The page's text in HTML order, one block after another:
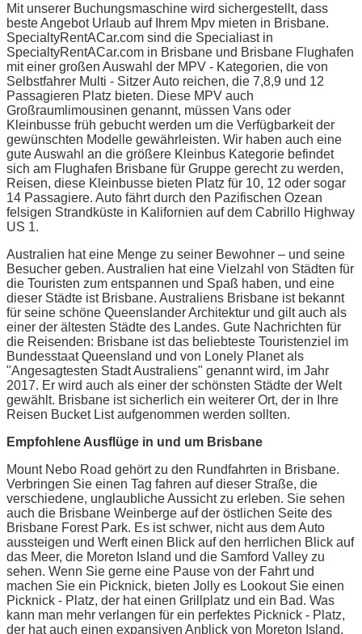
Mit unserer Buchungsmaschine wird sichergestellt, dass
beste Angebot Urlaub auf Ihrem Mpv mieten in Brisbane.
SpecialtyRentACar.com sind die Specialiast in
SpecialtyRentACar.com in Brisbane und Brisbane Flughafen
mit einer großen Auswahl der MPV - Kategorien, die von
Selbstfahrer Multi - Sitzer Auto reichen, die 7,8,9 und 12
Passagieren Platz bieten. Diese MPV auch
Großraumlimousinen genannt, müssen Vans oder
Kleinbusse früh gebucht werden um die Verfügbarkeit der
gewünschten Modelle gewährleisten. Wir haben auch eine
gute Auswahl an die größere Kleinbus Kategorie befindet
sich am Flughafen Brisbane für Gruppe gerecht zu werden,
Reisen, diese Kleinbusse bieten Platz für 10, 12 oder sogar
14 Passagiere. Auto fährt durch den Pazifischen Ozean
felsigen Strandküste in Kalifornien auf dem Cabrillo Highway
US 1.
Australien hat eine Menge zu seiner Bewohner – und seine
Besucher geben. Australien hat eine Vielzahl von Städten für
die Touristen zum entspannen und Spaß haben, und eine
dieser Städte ist Brisbane. Australiens Brisbane ist bekannt
für seine schöne Queenslander Architektur und gilt auch als
einer der ältesten Städte des Landes. Gute Nachrichten für
die Reisenden: Brisbane ist das beliebteste Touristenziel im
Bundesstaat Queensland und von Lonely Planet als
"Angesagtesten Stadt Australiens" genannt wird, im Jahr
2017. Er wird auch als einer der schönsten Städte der Welt
gewählt. Brisbane ist sicherlich ein weiterer Ort, der in Ihre
Reisen Bucket List aufgenommen werden sollten.
Empfohlene Ausflüge in und um Brisbane
Mount Nebo Road gehört zu den Rundfahrten in Brisbane.
Verbringen Sie einen Tag fahren auf dieser Straße, die
verschiedene, unglaubliche Aussicht zu erleben. Sie sehen
auch die Brisbane Weinberge auf der östlichen Seite des
Brisbane Forest Park. Es ist schwer, nicht aus dem Auto
aussteigen und Werft einen Blick auf den herrlichen Blick auf
das Meer, die Moreton Island und die Samford Valley zu
sehen. Wenn Sie gerne eine Pause von der Fahrt und
machen Sie ein Picknick, bieten Jolly es Lookout Sie einen
Picknick - Platz, der hat einen Grillplatz und ein Bad. Was
kann man mehr verlangen für ein perfektes Picknick - Platz,
der hat auch einen expansiven Anblick von Moreton Island,